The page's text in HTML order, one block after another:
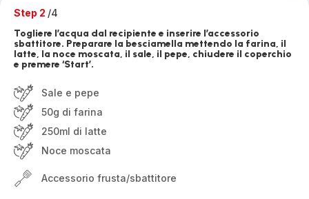
Step 2 /4
Togliere l’acqua dal recipiente e inserire l’accessorio
sbattitore. Preparare la besciamella mettendo la farina, il
latte, la noce moscata, il sale, il pepe, chiudere il coperchio
e premere ‘Start’.
Sale e pepe
50g di farina
250ml di latte
Noce moscata
Accessorio frusta/sbattitore